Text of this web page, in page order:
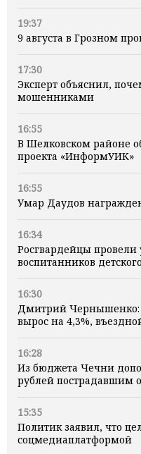
19:37
9 августа в Грозном
17:30
Эксперт объяснил,
мошенниками
16:55
В Шелковском районе
проекта «ИнформУИК»
16:55
Умар Даудов
16:34
Росгвардейцы провели
воспитанников
16:30
Дмитрий Чернышенко:
вырос на 4,3%,
16:28
Из бюджета Чечни
рублей пострадавшим
15:35
Политик заявил, что
соцмедиаплатформой